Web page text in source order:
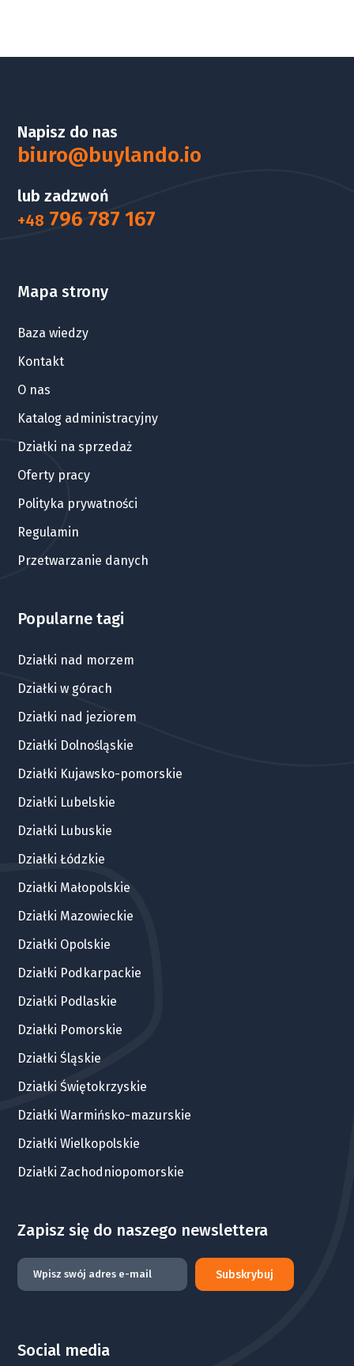
Napisz do nas
biuro@buylando.io
lub zadzwoń
+48 796 787 167
Mapa strony
Baza wiedzy
Kontakt
O nas
Katalog administracyjny
Działki na sprzedaż
Oferty pracy
Polityka prywatności
Regulamin
Przetwarzanie danych
Popularne tagi
Działki nad morzem
Działki w górach
Działki nad jeziorem
Działki Dolnośląskie
Działki Kujawsko-pomorskie
Działki Lubelskie
Działki Lubuskie
Działki Łódzkie
Działki Małopolskie
Działki Mazowieckie
Działki Opolskie
Działki Podkarpackie
Działki Podlaskie
Działki Pomorskie
Działki Śląskie
Działki Świętokrzyskie
Działki Warmińsko-mazurskie
Działki Wielkopolskie
Działki Zachodniopomorskie
Zapisz się do naszego newslettera
Subskrybuj
Social media